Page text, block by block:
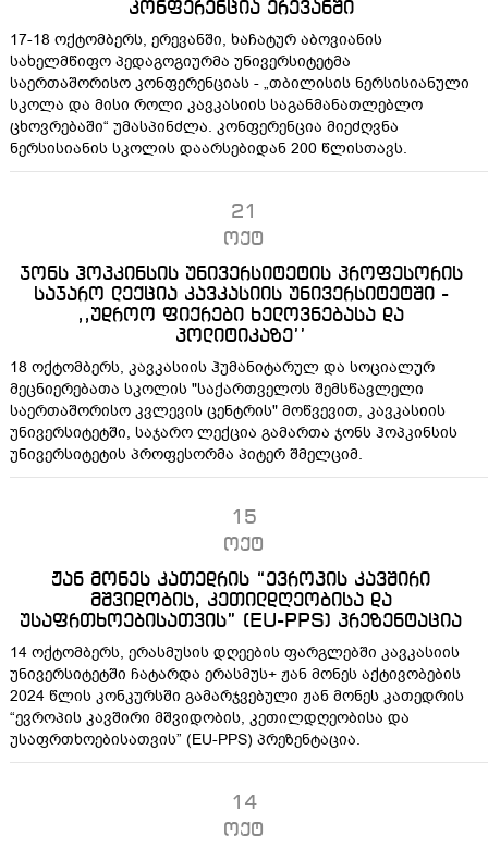
კონფერენცია ერევანში
17-18 ოქტომბერს, ერევანში, ხაჩატურ აბოვიანის
სახელმწიფო პედაგოგიურმა უნივერსიტეტმა
საერთაშორისო კონფერენციას - „თბილისის ნერსისიანული
სკოლა და მისი როლი კავკასიის საგანმანათლებლო
ცხოვრებაში“ უმასპინძლა. კონფერენცია მიეძღვნა
ნერსისიანის სკოლის დაარსებიდან 200 წლისთავს.
21
ოქტ
ჯონს ჰოპკინსის უნივერსიტეტის პროფესორის
საჯარო ლექცია კავკასიის უნივერსიტეტში -
,,უდროო ფიქრები ხელოვნებასა და
პოლიტიკაზე’’
18 ოქტომბერს, კავკასიის ჰუმანიტარულ და სოციალურ
მეცნიერებათა სკოლის "საქართველოს შემსწავლელი
საერთაშორისო კვლევის ცენტრის" მოწვევით, კავკასიის
უნივერსიტეტში, საჯარო ლექცია გამართა ჯონს ჰოპკინსის
უნივერსიტეტის პროფესორმა პიტერ შმელციმ.
15
ოქტ
ჟან მონეს კათედრის “ევროპის კავშირი
მშვიდობის, კეთილდღეობისა და
უსაფრთხოებისათვის” (EU-PPS) პრეზენტაცია
14 ოქტომბერს, ერასმუსის დღეების ფარგლებში კავკასიის
უნივერსიტეტში ჩატარდა ერასმუს+ ჟან მონეს აქტივობების
2024 წლის კონკურსში გამარჯვებული ჟან მონეს კათედრის
“ევროპის კავშირი მშვიდობის, კეთილდღეობისა და
უსაფრთხოებისათვის” (EU-PPS) პრეზენტაცია.
14
ოქტ